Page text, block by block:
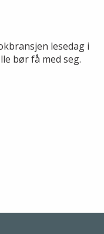
lesedag i
bør få med seg.